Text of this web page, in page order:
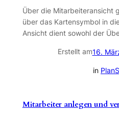
Über die Mitarbeiteransicht
über das Kartensymbol in
Ansicht dient sowohl der
Erstellt am16.
in
Mitarbeiter anlegen und